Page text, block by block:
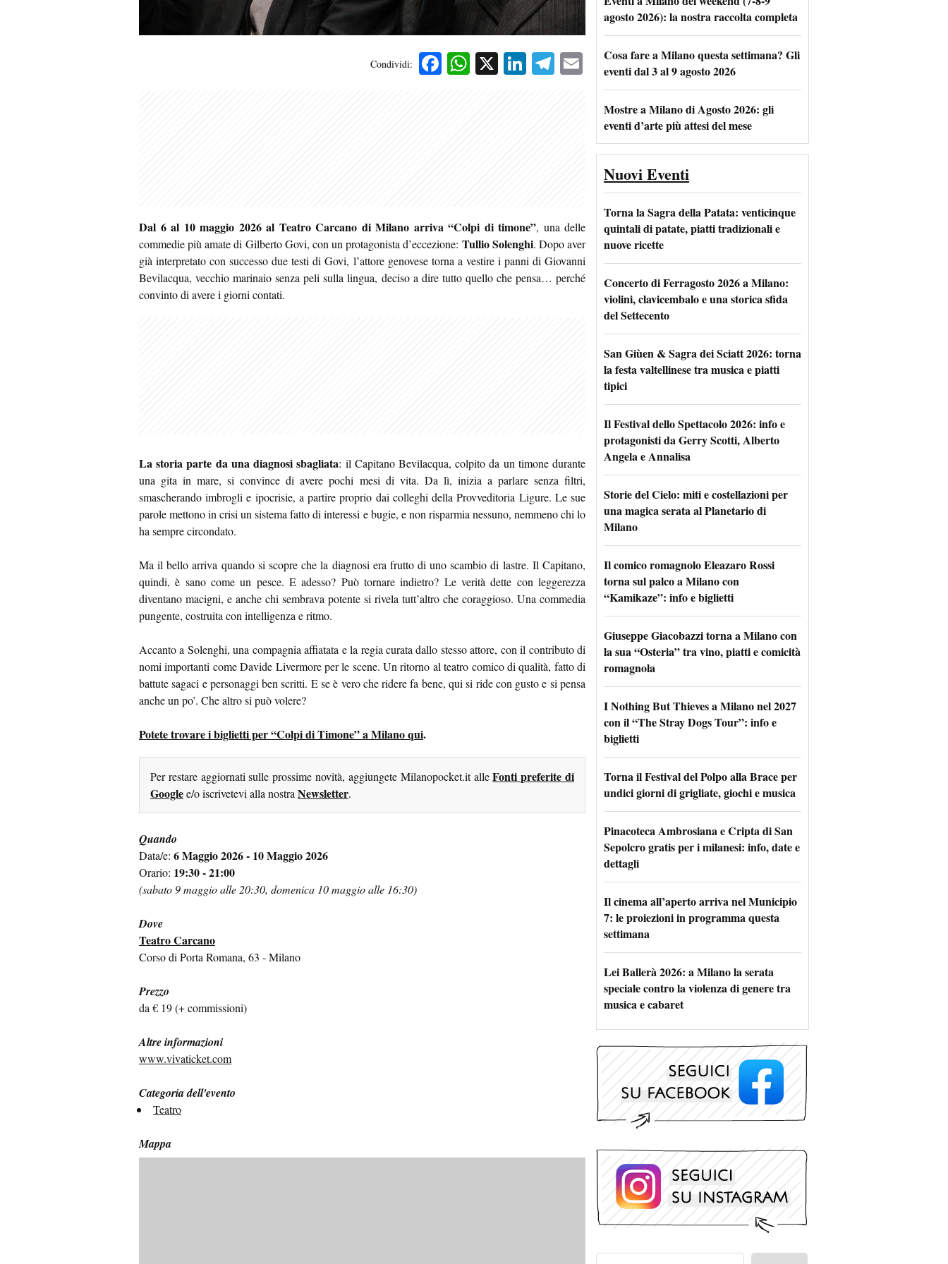
Condividi: Facebook
WhatsApp
X LinkedIn
Telegram
Email
Dal 6 al 10 maggio 2026 al Teatro Carcano di Milano arriva “Colpi di timone”, una delle
commedie più amate di Gilberto Govi, con un protagonista d’eccezione: Tullio Solenghi. Dopo aver
già interpretato con successo due testi di Govi, l’attore genovese torna a vestire i panni di Giovanni
Bevilacqua, vecchio marinaio senza peli sulla lingua, deciso a dire tutto quello che pensa… perché
convinto di avere i giorni contati.
La storia parte da una diagnosi sbagliata: il Capitano Bevilacqua, colpito da un timone durante
una gita in mare, si convince di avere pochi mesi di vita. Da lì, inizia a parlare senza filtri,
smascherando imbrogli e ipocrisie, a partire proprio dai colleghi della Provveditoria Ligure. Le sue
parole mettono in crisi un sistema fatto di interessi e bugie, e non risparmia nessuno, nemmeno chi lo
ha sempre circondato.
Ma il bello arriva quando si scopre che la diagnosi era frutto di uno scambio di lastre. Il Capitano,
quindi, è sano come un pesce. E adesso? Può tornare indietro? Le verità dette con leggerezza
diventano macigni, e anche chi sembrava potente si rivela tutt’altro che coraggioso. Una commedia
pungente, costruita con intelligenza e ritmo.
Accanto a Solenghi, una compagnia affiatata e la regia curata dallo stesso attore, con il contributo di
nomi importanti come Davide Livermore per le scene. Un ritorno al teatro comico di qualità, fatto di
battute sagaci e personaggi ben scritti. E se è vero che ridere fa bene, qui si ride con gusto e si pensa
anche un po’. Che altro si può volere?
Potete trovare i biglietti per “Colpi di Timone” a Milano qui.
Per restare aggiornati sulle prossime novità, aggiungete Milanopocket.it alleFonti preferite di
Googlee/o iscrivetevi alla nostraNewsletter.
Quando
Data/e: 6 Maggio 2026 - 10 Maggio 2026
Orario: 19:30 - 21:00
(sabato 9 maggio alle 20:30, domenica 10 maggio alle 16:30)
Dove
Teatro Carcano
Corso di Porta Romana, 63 - Milano
Prezzo
da € 19 (+ commissioni)
Altre informazioni
www.vivaticket.com
Categoria dell'evento
Teatro
Mappa
agosto 2026): la nostra raccolta completa
Cosa fare a Milano questa settimana? Gli
eventi dal 3 al 9 agosto 2026
Mostre a Milano di Agosto 2026: gli
eventi d’arte più attesi del mese
Nuovi Eventi
Torna la Sagra della Patata: venticinque
quintali di patate, piatti tradizionali e
nuove ricette
Concerto di Ferragosto 2026 a Milano:
violini, clavicembalo e una storica sfida
del Settecento
San Giùen & Sagra dei Sciatt 2026: torna
la festa valtellinese tra musica e piatti
tipici
Il Festival dello Spettacolo 2026: info e
protagonisti da Gerry Scotti, Alberto
Angela e Annalisa
Storie del Cielo: miti e costellazioni per
una magica serata al Planetario di
Milano
Il comico romagnolo Eleazaro Rossi
torna sul palco a Milano con
“Kamikaze”: info e biglietti
Giuseppe Giacobazzi torna a Milano con
la sua “Osteria” tra vino, piatti e comicità
romagnola
I Nothing But Thieves a Milano nel 2027
con il “The Stray Dogs Tour”: info e
biglietti
Torna il Festival del Polpo alla Brace per
undici giorni di grigliate, giochi e musica
Pinacoteca Ambrosiana e Cripta di San
Sepolcro gratis per i milanesi: info, date e
dettagli
Il cinema all’aperto arriva nel Municipio
7: le proiezioni in programma questa
settimana
Lei Ballerà 2026: a Milano la serata
speciale contro la violenza di genere tra
musica e cabaret